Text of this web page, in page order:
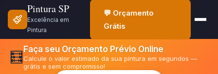
Pintura SP
Excelência em
Pintura
💬 Orçamento
Grátis
🧮 Faça seu Orçamento Prévio Online
Calcule o valor estimado da sua pintura em segundos —
grátis e sem compromisso!